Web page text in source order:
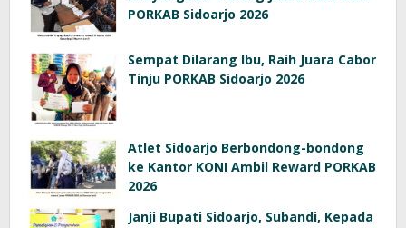
PORKAB Sidoarjo 2026
Sempat Dilarang Ibu, Raih Juara Cabor
Tinju PORKAB Sidoarjo 2026
Atlet Sidoarjo Berbondong-bondong
ke Kantor KONI Ambil Reward PORKAB
2026
Janji Bupati Sidoarjo, Subandi, Kepada